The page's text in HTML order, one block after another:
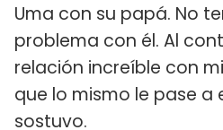
Uma con su papá. No
problema con él. Al
relación increíble con
que lo mismo le pase a
sostuvo.